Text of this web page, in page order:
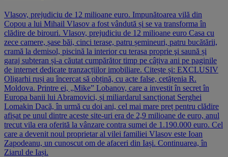
Vlasov, prejudiciu de 12 milioane euro. Impunătoarea vilă din
Copou a lui Mihail Vlasov a fost vândută și se va transforma în
clădire de birouri. Vlasov, prejudiciu de 12 milioane euro Casa cu
zece camere, șase băi, cinci terase, patru șemineuri, patru bucătării,
cramă la demisol, piscină la interior cu terasa proprie şi saună și
garaj subteran și-a căutat cumpărător timp pe câțiva ani pe paginile
de internet dedicate tranzacțiilor imobiliare. Citește și: EXCLUSIV
Oligarhi ruși au încercat să obțină, cu acte false, cetățenia R.
Moldova. Printre ei, „Mike” Lobanov, care a investit în secret în
Europa banii lui Abramovici, și miliardarul sancționat Serghei
Lomakin Dacă, în urmă cu doi ani, cel mai mare preț pentru clădire
afișat pe unul dintre aceste site-uri era de 2,9 milioane de euro, anul
trecut vila era oferită la vânzare contra sumei de 1.190.000 euro. Cel
care a devenit noul proprietar al vilei familiei Vlasov este Ioan
Zapodeanu, un cunoscut om de afaceri din Iași. Continuarea, în
Ziarul de Iași.